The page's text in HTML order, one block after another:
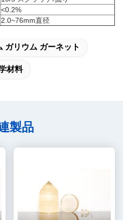
<0.2%
2.0~76mm直径
ガリウム ガーネット
材料
製品